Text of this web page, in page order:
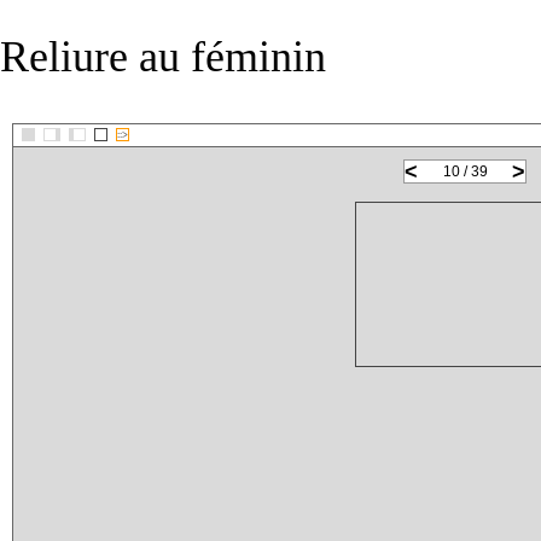
Reliure au féminin
::>
< >
10 / 39